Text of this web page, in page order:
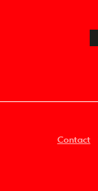
Contact